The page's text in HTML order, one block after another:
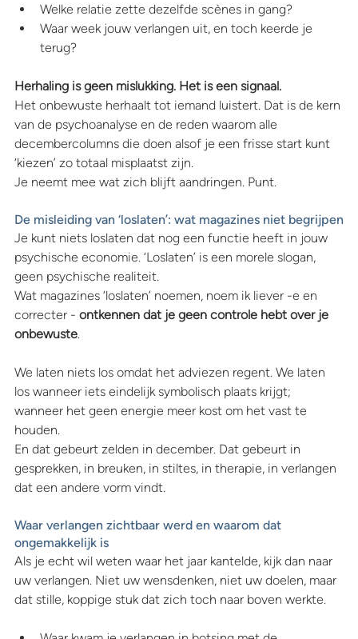
Welke relatie zette dezelfde scènes in gang?
Waar week jouw verlangen uit, en toch keerde je
terug?
Herhaling is geen mislukking. Het is een signaal.
Het onbewuste herhaalt tot iemand luistert. Dat is de kern
van de psychoanalyse en de reden waarom alle
decembercolumns die doen alsof je een frisse start kunt
‘kiezen’ zo totaal misplaatst zijn.
Je neemt mee wat zich blijft aandringen. Punt.
De misleiding van ‘loslaten’: wat magazines niet begrijpen
Je kunt niets loslaten dat nog een functie heeft in jouw
psychische economie. ‘Loslaten’ is een morele slogan,
geen psychische realiteit.
Wat magazines ‘loslaten’ noemen, noem ik liever -e en
correcter - ontkennen dat je geen controle hebt over je
onbewuste.
We laten niets los omdat het adviezen regent. We laten
los wanneer iets eindelijk symbolisch plaats krijgt;
wanneer het geen energie meer kost om het vast te
houden.
En dat gebeurt zelden in december. Dat gebeurt in
gesprekken, in breuken, in stiltes, in therapie, in verlangen
dat een andere vorm vindt.
Waar verlangen zichtbaar werd en waarom dat
ongemakkelijk is
Als je echt wil weten waar het jaar kantelde, kijk dan naar
uw verlangen. Niet uw wensdenken, niet uw doelen, maar
dat stille, koppige stuk dat zich toch naar boven werkte.